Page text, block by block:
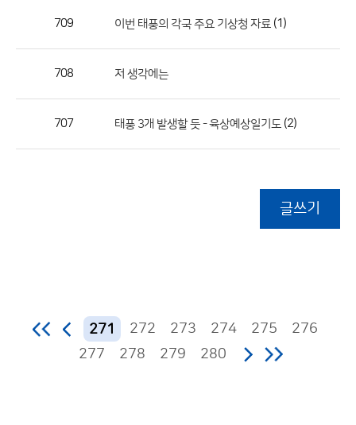
709 이번 태풍의 각국 주요 기상청 자료 (1)
708 저 생각에는
707 태풍 3개 발생할 듯 - 육상예상일기도 (2)
글쓰기
271 272 273 274 275
276
277
278 279 280